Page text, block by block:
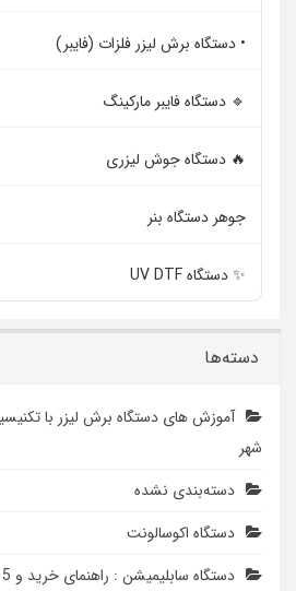
• دستگاه برش لیزر فلزات (فایبر)
🔹 دستگاه فایبر مارکینگ
🔥 دستگاه جوش لیزری
جوهر دستگاه بنر
✨ دستگاه UV DTF
دسته‌ها
آموزش های دستگاه برش لیزر با
شهر
دسته‌بندی نشده
دستگاه اکوسالونت